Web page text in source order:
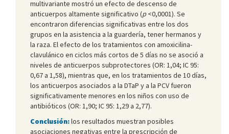
multivariante mostró un efecto de descenso de
anticuerpos altamente significativo (p <0,0001). Se
encontraron diferencias significativas entre los dos
grupos en la asistencia a la guardería, tener hermanos y
la raza. El efecto de los tratamientos con amoxicilina-
clavulánico en ciclos más cortos de 5 días no se asoció a
niveles de anticuerpos subprotectores (OR: 1,04; IC 95:
0,67 a 1,58), mientras que, en los tratamientos de 10 días,
los anticuerpos asociados a la DTaP y a la PCV fueron
significativamente menores en los niños con uso de
antibióticos (OR: 1,90; IC 95: 1,29 a 2,77).
Conclusión:los resultados muestran posibles
asociaciones negativas entre la prescripción de